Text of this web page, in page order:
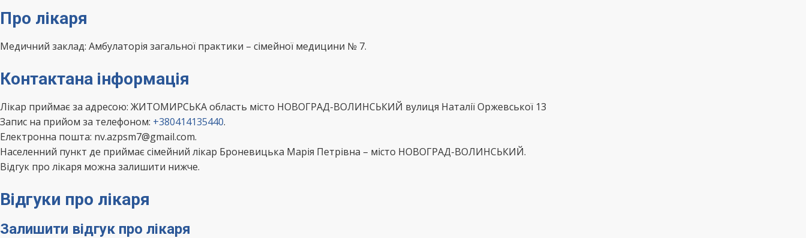
Про лікаря
Медичний заклад: Амбулаторія загальної практики – сімейної медицини № 7.
Контактана інформація
Лікар приймає за адресою: ЖИТОМИРСЬКА область місто НОВОГРАД-ВОЛИНСЬКИЙ вулиця Наталії Оржевської 13
Запис на прийом за телефоном: +380414135440.
Електронна пошта: nv.azpsm7@gmail.com.
Населенний пункт де приймає сімейний лікар Броневицька Марія Петрівна – місто НОВОГРАД-ВОЛИНСЬКИЙ.
Відгук про лікаря можна залишити нижче.
Відгуки про лікаря
Залишити відгук про лікаря